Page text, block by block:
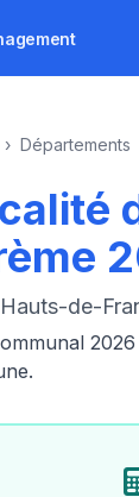
› Départements
Hauts-de-